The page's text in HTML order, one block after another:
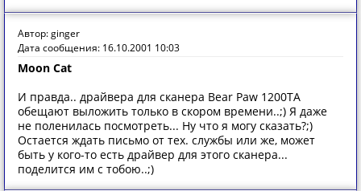
Автор: ginger
Дата сообщения: 16.10.2001 10:03
Moon Cat
И правда.. драйвера для сканера Bear Paw 1200TA
обещают выложить только в скором времени..;) Я даже
не поленилась посмотреть... Ну что я могу сказать?;)
Остается ждать письмо от тех. службы или же, может
быть у кого-то есть драйвер для этого сканера...
поделится им с тобою..;)